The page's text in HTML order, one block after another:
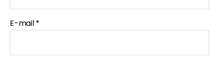
E-mail*